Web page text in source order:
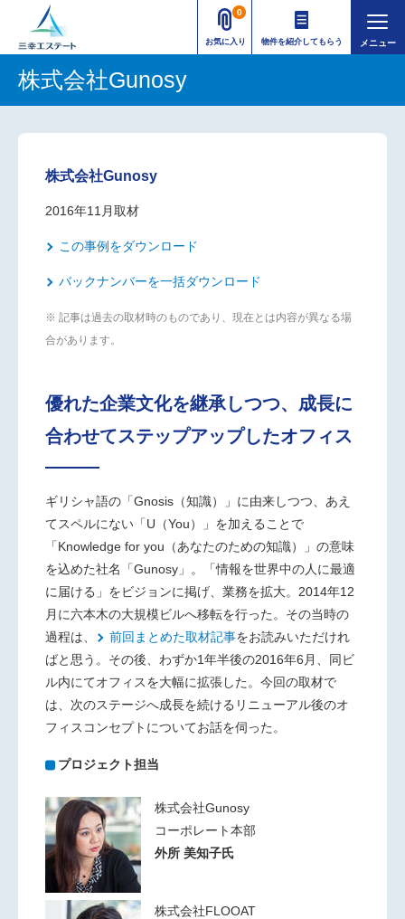
お気に入り
0
物件を紹介してもらう
株式会社Gunosy
株式会社Gunosy
2016年11月取材
この事例をダウンロード
バックナンバーを一括ダウンロード
※ 記事は過去の取材時のものであり、現在とは内容が異なる場
合があります。
優れた企業文化を継承しつつ、成長に
合わせてステップアップしたオフィス
ギリシャ語の「Gnosis（知識）」に由来しつつ、あえ
てスペルにない「U（You）」を加えることで
「Knowledge for you（あなたのための知識）」の意味
を込めた社名
「Gunosy」。「情報を世界中の人に最適
に届ける」をビジョンに掲げ、業務を拡大。2014年12
月に六本木の大規模ビルへ移転を行った。その当時の
過程は、
前回まとめた取材記事をお読みいただけれ
ばと思う。その後、わずか1年半後の2016年6月、同ビ
ル内にてオフィスを大幅に拡張した。今回の取材で
は、次のステージへ成長を続けるリニューアル後のオ
フィスコンセプトについてお話を伺った。
プロジェクト担当
株式会社Gunosy
コーポレート本部
外所 美知子氏
株式会社FLOOAT